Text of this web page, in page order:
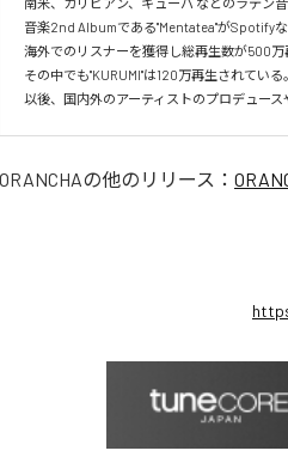
音楽2nd Albumである"Mentatea"がSpotify
海外でのリスナーを獲得し総再生数が500万
その中でも"KURUMI"は120万再生されている。
以後、国内外のアーティストのプロデュー
ORANCHAの他のリリース：